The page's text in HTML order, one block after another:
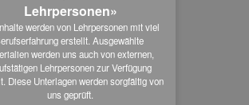
Lehrpersonen»
werden von Lehrpersonen mit viel
erstellt. Ausgewählte
werden uns auch von externen,
Lehrpersonen zur Verfügung
Diese Unterlagen werden sorgfältig von
uns geprüft.